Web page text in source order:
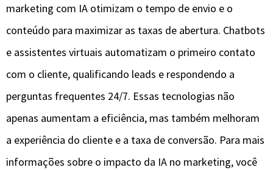
marketing com IA otimizam o tempo de envio e o
conteúdo para maximizar as taxas de abertura. Chatbots
e assistentes virtuais automatizam o primeiro contato
com o cliente, qualificando leads e respondendo a
perguntas frequentes 24/7. Essas tecnologias não
apenas aumentam a eficiência, mas também melhoram
a experiência do cliente e a taxa de conversão. Para mais
informações sobre o impacto da IA no marketing, você